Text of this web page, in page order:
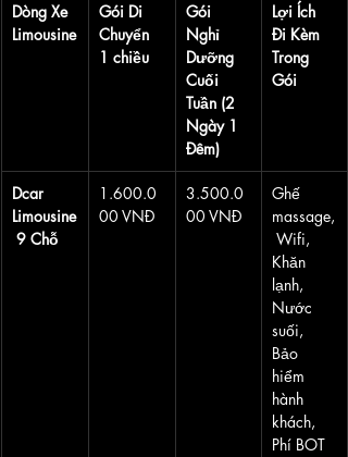
Dòng Xe
Limousine
Gói Di
Chuyển
1 chiều
Gói
Nghỉ
Dưỡng
Cuối
Tuần (2
Ngày 1
Đêm)
Lợi Ích
Đi Kèm
Trong
Gói
Dcar
Limousine
9 Chỗ
1.600.0
00 VNĐ
3.500.0
00 VNĐ
Ghế
massage,
Wifi,
Khăn
lạnh,
Nước
suối,
Bảo
hiểm
hành
khách,
Phí BOT